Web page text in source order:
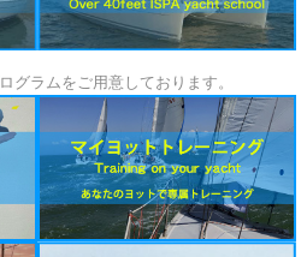
グラムをご用意しております。